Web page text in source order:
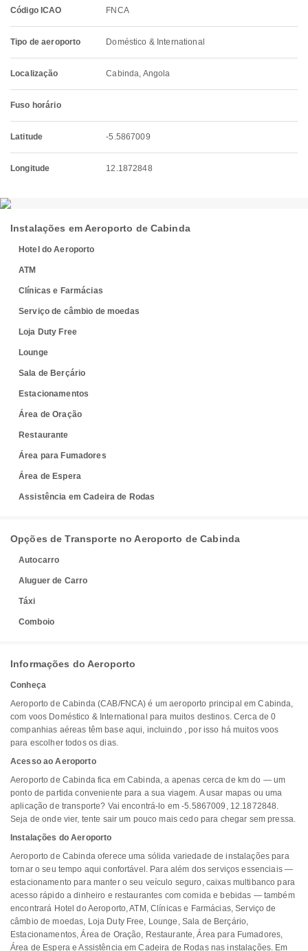
Código ICAO FNCA
Tipo de aeroporto Doméstico & International
Localização Cabinda, Angola
Fuso horário
Latitude -5.5867009
Longitude 12.1872848
Instalações em Aeroporto de Cabinda
Hotel do Aeroporto
ATM
Clínicas e Farmácias
Serviço de câmbio de moedas
Loja Duty Free
Lounge
Sala de Berçário
Estacionamentos
Área de Oração
Restaurante
Área para Fumadores
Área de Espera
Assistência em Cadeira de Rodas
Opções de Transporte no Aeroporto de Cabinda
Autocarro
Aluguer de Carro
Táxi
Comboio
Informações do Aeroporto
Conheça
Aeroporto de Cabinda (CAB/FNCA) é um aeroporto principal em Cabinda,
com voos Doméstico & International para muitos destinos. Cerca de 0
companhias aéreas têm base aqui, incluindo , por isso há muitos voos
para escolher todos os dias.
Acesso ao Aeroporto
Aeroporto de Cabinda fica em Cabinda, a apenas cerca de km do — um
ponto de partida conveniente para a sua viagem. A usar mapas ou uma
aplicação de transporte? Vai encontrá-lo em -5.5867009, 12.1872848.
Seja de onde vier, tente sair um pouco mais cedo para chegar sem pressa.
Instalações do Aeroporto
Aeroporto de Cabinda oferece uma sólida variedade de instalações para
tornar o seu tempo aqui confortável. Para além dos serviços essenciais —
estacionamento para manter o seu veículo seguro, caixas multibanco para
acesso rápido a dinheiro e restaurantes com comida e bebidas — também
encontrará Hotel do Aeroporto, ATM, Clínicas e Farmácias, Serviço de
câmbio de moedas, Loja Duty Free, Lounge, Sala de Berçário,
Estacionamentos, Área de Oração, Restaurante, Área para Fumadores,
Área de Espera e Assistência em Cadeira de Rodas nas instalações. Em